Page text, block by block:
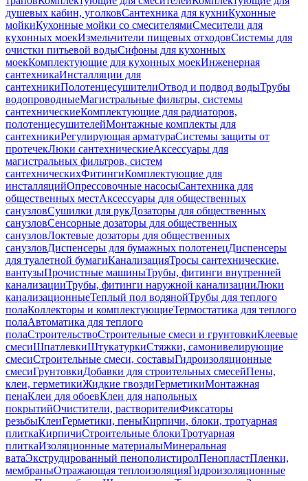
душевых кабин, уголковСантехника для кухниКухонные
мойкиКухонные мойки со смесителямиСмесители для
кухонных моекИзмельчители пищевых отходовСистемы для
очистки питьевой водыСифоны для кухонных
моекКомплектующие для кухонных моекИнженерная
сантехникаИнсталляции для
сантехникиПолотенцесушителиОтвод и подвод водыТрубы
водопроводныеМагистральные фильтры, системы
сантехническиеКомплектующие для радиаторов,
полотенцесушителейМонтажные комплекты для
сантехникиРегулирующая арматураСистемы защиты от
протечекЛюки сантехническиеАксессуары для
магистральных фильтров, систем
сантехническихФитингиКомплектующие для
инсталляцийОпрессовочные насосыСантехника для
общественных местАксессуары для общественных
санузловСушилки для рукДозаторы для общественных
санузловСенсорные дозаторы для общественных
санузловЛоктевые дозаторы для общественных
санузловДиспенсеры для бумажных полотенецДиспенсеры
для туалетной бумагиКанализацияТросы сантехнические,
вантузыПрочистные машиныТрубы, фитинги внутренней
канализацииТрубы, фитинги наружной канализацииЛюки
канализационныеТеплый пол водянойТрубы для теплого
полаКоллекторы и комплектующиеТермостатика для теплого
полаАвтоматика для теплого
полаСтроительствоСтроительные смеси и грунтовкиКлеевые
смесиШпатлевкиШтукатуркиСтяжки, самонивелирующие
смесиСтроительные смеси, составыГидроизоляционные
смесиГрунтовкиДобавки для строительных смесейПены,
клеи, герметикиЖидкие гвоздиГерметикиМонтажная
пенаКлеи для обоевКлеи для напольных
покрытийОчистители, растворителиФиксаторы
резьбыКлеиГерметики, пеныКирпичи, блоки, тротуарная
плиткаКирпичиСтроительные блокиТротуарная
плиткаИзоляционные материалыМинеральная
ватаЭкструдированный пенополистиролПенопластПленки,
мембраныОтражающая теплоизоляцияГидроизоляционные